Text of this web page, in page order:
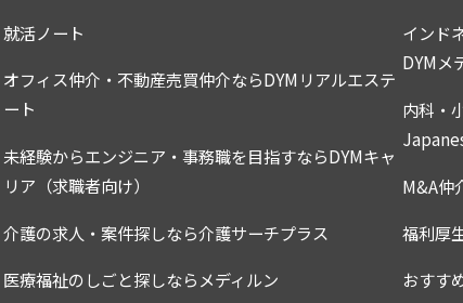
就活ノート
オフィス仲介・不動産売買仲介ならDYMリアルエステ
ート
未経験からエンジニア・事務職を目指すならDYMキャ
リア（求職者向け）
介護の求人・案件探しなら介護サーチプラス
医療福祉のしごと探しならメディルン
インド
DYMメ
内科・
M&A仲
福利厚
おすす